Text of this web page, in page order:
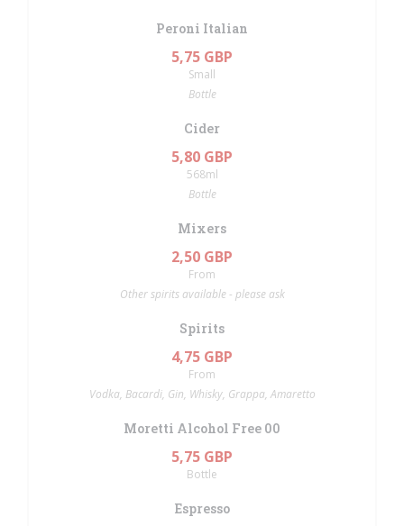
Peroni Italian
5,75 GBP
Small
Bottle
Cider
5,80 GBP
568ml
Bottle
Mixers
2,50 GBP
From
Other spirits available - please ask
Spirits
4,75 GBP
From
Vodka, Bacardi, Gin, Whisky, Grappa, Amaretto
Moretti Alcohol Free 00
5,75 GBP
Bottle
Espresso